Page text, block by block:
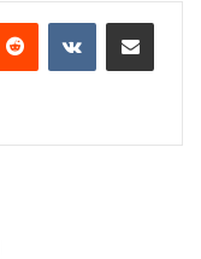
Reddit VKontakteShare via Email